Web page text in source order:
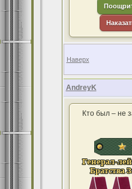
Наверх
AndreyK
Кто был – не